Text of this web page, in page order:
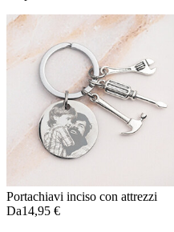
Portachiavi inciso con attrezzi
Da14,95 €